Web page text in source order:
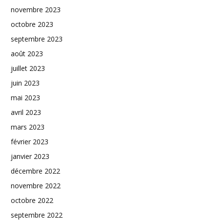
novembre 2023
octobre 2023
septembre 2023
août 2023
juillet 2023
juin 2023
mai 2023
avril 2023
mars 2023
février 2023
janvier 2023
décembre 2022
novembre 2022
octobre 2022
septembre 2022